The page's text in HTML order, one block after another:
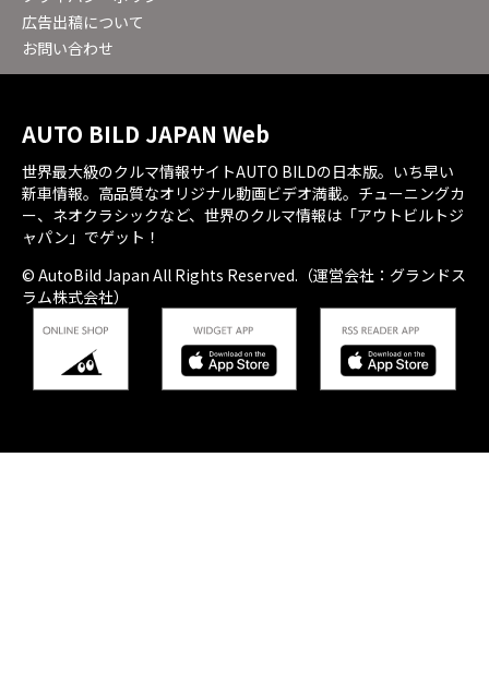
広告出稿について
お問い合わせ
AUTO BILD JAPAN Web
世界最大級のクルマ情報サイトAUTO BILDの日本版。いち早い
新車情報。高品質なオリジナル動画ビデオ満載。チューニングカ
ー、ネオクラシックなど、世界のクルマ情報は「アウトビルトジ
ャパン」でゲット！
© AutoBild Japan All Rights Reserved.（運営会社：グランドス
ラム株式会社）